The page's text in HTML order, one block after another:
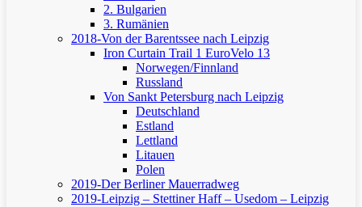
2. Bulgarien
3. Rumänien
2018-Von der Barentssee nach Leipzig
Iron Curtain Trail 1 EuroVelo 13
Norwegen/Finnland
Russland
Von Sankt Petersburg nach Leipzig
Deutschland
Estland
Lettland
Litauen
Polen
2019-Der Berliner Mauerradweg
2019-Leipzig – Stettiner Haff – Usedom – Leipzig